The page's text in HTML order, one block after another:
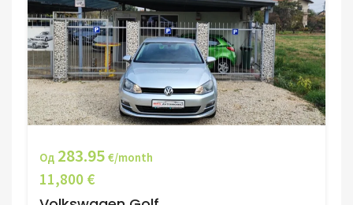
Од 283.95 €/month
11,800 €